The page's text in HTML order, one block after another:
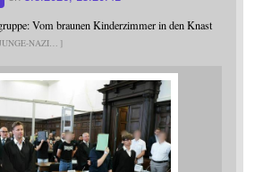
Vom braunen Kinderzimmer in den Knast
NAZI